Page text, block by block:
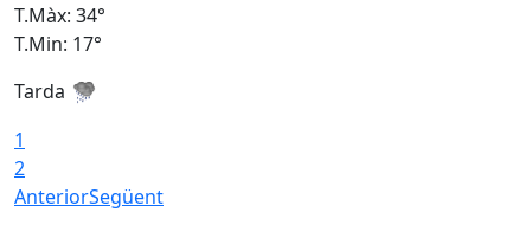
T.Màx: 34°
T.Min: 17°
Tarda
1
2
AnteriorSegüent